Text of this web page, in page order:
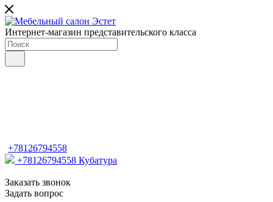
Интернет-магазин представительского класса
+78126794558
+78126794558 Кубатура
Заказать звонок
Задать вопрос